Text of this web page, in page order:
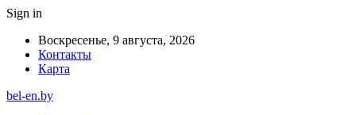
Sign in
Воскресенье, 9 августа, 2026
Контакты
Карта
bel-en.by